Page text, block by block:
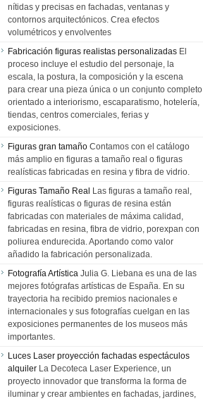
nítidas y precisas en fachadas, ventanas y
contornos arquitectónicos. Crea efectos
volumétricos y envolventes
Fabricación figuras realistas personalizadas El
proceso incluye el estudio del personaje, la
escala, la postura, la composición y la escena
para crear una pieza única o un conjunto completo
orientado a interiorismo, escaparatismo, hotelería,
tiendas, centros comerciales, ferias y
exposiciones.
Figuras gran tamaño Contamos con el catálogo
más amplio en figuras a tamaño real o figuras
realísticas fabricadas en resina y fibra de vidrio.
Figuras Tamaño Real Las figuras a tamaño real,
figuras realísticas o figuras de resina están
fabricadas con materiales de máxima calidad,
fabricadas en resina, fibra de vidrio, porexpan con
poliurea endurecida. Aportando como valor
añadido la fabricación personalizada.
Fotografía Artística Julia G. Liebana es una de las
mejores fotógrafas artísticas de España. En su
trayectoria ha recibido premios nacionales e
internacionales y sus fotografías cuelgan en las
exposiciones permanentes de los museos más
importantes.
Luces Laser proyección fachadas espectáculos
alquiler La Decoteca Laser Experience, un
proyecto innovador que transforma la forma de
iluminar y crear ambientes en fachadas, jardines,